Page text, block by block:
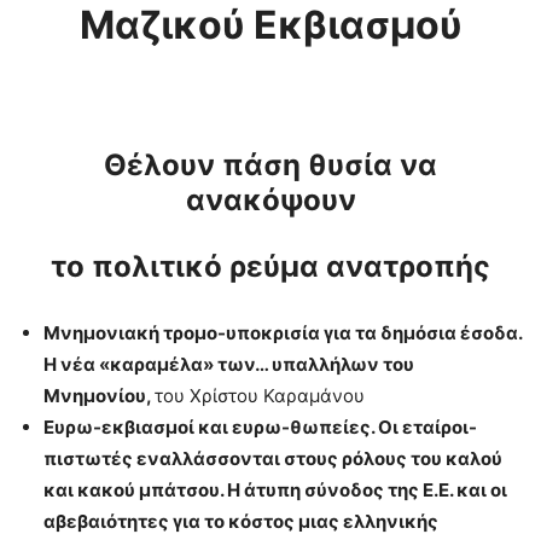
Μαζικού Εκβιασμού
Θέλουν πάση θυσία να
ανακόψουν
το πολιτικό ρεύμα ανατροπής
Μνημονιακή τρομο-υποκρισία για τα δημόσια έσοδα.
Η νέα «καραμέλα» των… υπαλλήλων του
Μνημονίου,του Χρίστου Καραμάνου
Ευρω-εκβιασμοί και ευρω-θωπείες. Οι εταίροι-
πιστωτές εναλλάσσονται στους ρόλους του καλού
και κακού μπάτσου. Η άτυπη σύνοδος της Ε.Ε. και οι
αβεβαιότητες για το κόστος μιας ελληνικής